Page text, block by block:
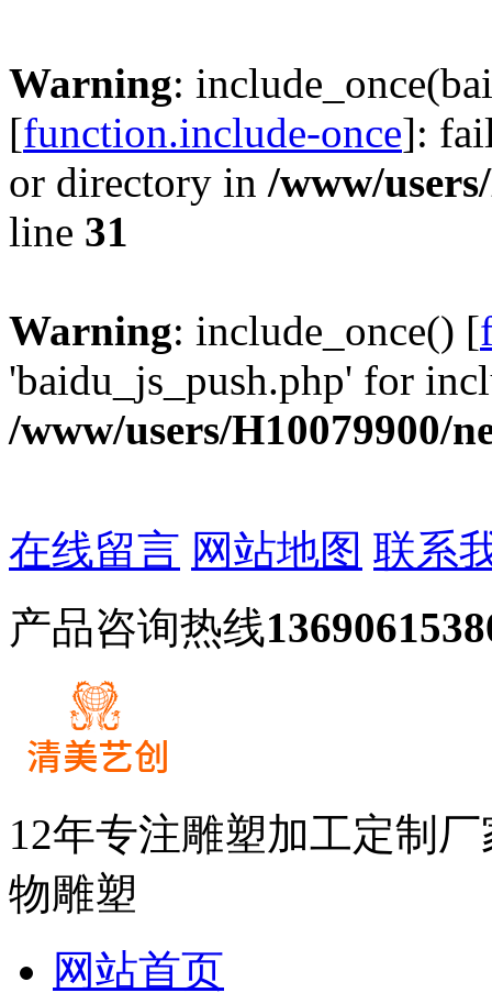
Warning:
[function.include-once]:
or directory in /www/
line 31
Warning: include_once() [
'baidu_js_push.php' for
/www/users/H10079900/
在线留言 网站地图 联系
产品咨询热线
12年专注雕塑加工定制
物雕塑
网站首页